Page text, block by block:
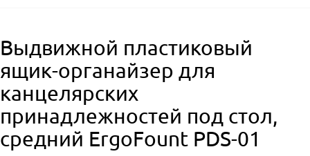
Выдвижной пластиковый
ящик-органайзер для
канцелярских
принадлежностей под стол,
средний ErgoFount PDS-01